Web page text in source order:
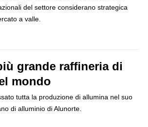
del settore considerano strategica
a valle.
grande raffineria di
mondo
tutta la produzione di allumina nel suo
di alluminio di Alunorte.